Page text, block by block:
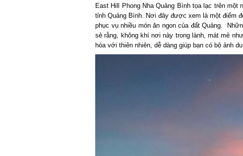
East Hill Phong Nha Quảng Bình tọa lạc trên một
tỉnh Quảng Bình. Nơi đây được xem là một điểm
phục vụ nhiều món ăn ngon của đất Quảng.
sẻ rằng, không khí nơi này trong lành, mát mẻ
hòa với thiên nhiên, dễ dàng giúp bạn có bộ ảnh du